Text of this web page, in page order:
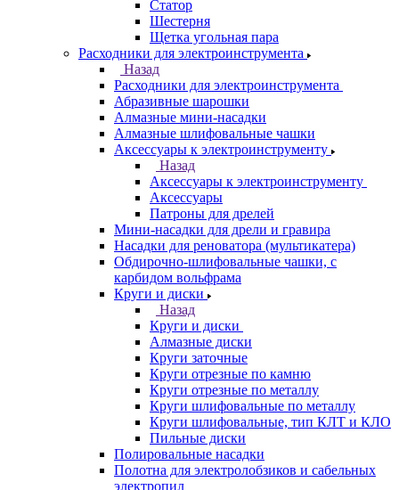
Статор
Шестерня
Щетка угольная пара
Расходники для электроинструмента
Назад
Расходники для электроинструмента
Абразивные шарошки
Алмазные мини-насадки
Алмазные шлифовальные чашки
Аксессуары к электроинструменту
Назад
Аксессуары к электроинструменту
Аксессуары
Патроны для дрелей
Мини-насадки для дрели и гравира
Насадки для реноватора (мультикатера)
Обдирочно-шлифовальные чашки, с
карбидом вольфрама
Круги и диски
Назад
Круги и диски
Алмазные диски
Круги заточные
Круги отрезные по камню
Круги отрезные по металлу
Круги шлифовальные по металлу
Круги шлифовальные, тип КЛТ и КЛО
Пильные диски
Полировальные насадки
Полотна для электролобзиков и сабельных
электропил